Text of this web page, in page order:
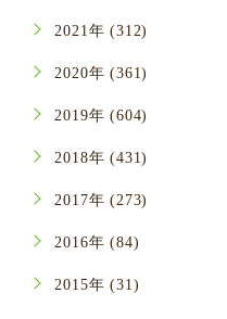
2021年 (312)
2020年 (361)
2019年 (604)
2018年 (431)
2017年 (273)
2016年 (84)
2015年 (31)